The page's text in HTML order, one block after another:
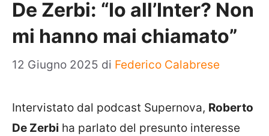
De Zerbi: “Io all’Inter? Non
mi hanno mai chiamato”
12 Giugno 2025 di Federico Calabrese
Intervistato dal podcast Supernova, Roberto
De Zerbi ha parlato del presunto interesse